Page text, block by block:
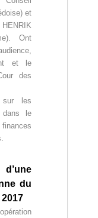
et
Ont
et le
des
sur les
dans le
du